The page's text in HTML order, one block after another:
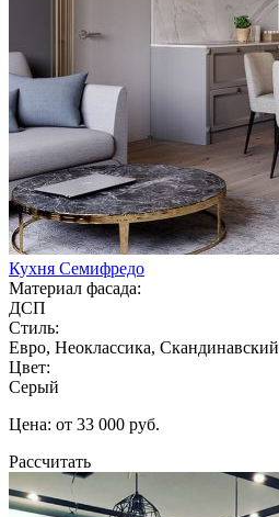
Кухня Семифредо
Материал фасада:
ДСП
Стиль:
Евро, Неоклассика, Скандинавский
Цвет:
Серый
Цена: от 33 000 руб.
Рассчитать